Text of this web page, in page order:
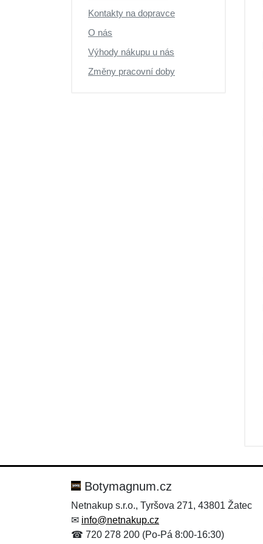
Kontakty na dopravce
O nás
Výhody nákupu u nás
Změny pracovní doby
Botymagnum.cz
Netnakup s.r.o., Tyršova 271, 43801 Žatec
✉ info@netnakup.cz
☎ 720 278 200 (Po-Pá 8:00-16:30)